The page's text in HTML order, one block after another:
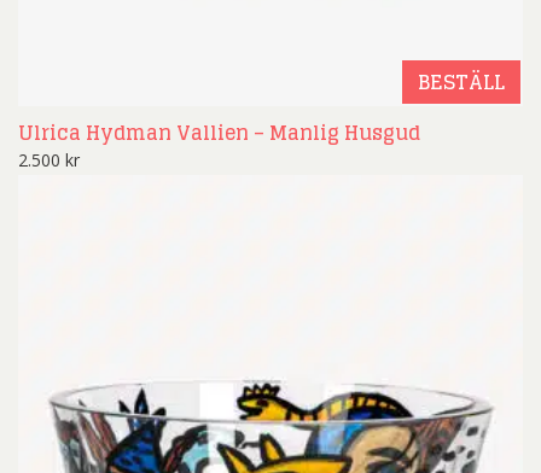
BESTÄLL
Ulrica Hydman Vallien – Manlig Husgud
2.500 kr